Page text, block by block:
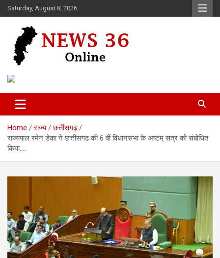
Skip
to
Saturday, August 8, 2026
News 36
Home राज्य
छत्तीसगढ़
राज्यपाल रमेन डेका ने छत्तीसगढ की 6 वीं विधानसभा के अष्टम् सत्र को संबोधित
किया….